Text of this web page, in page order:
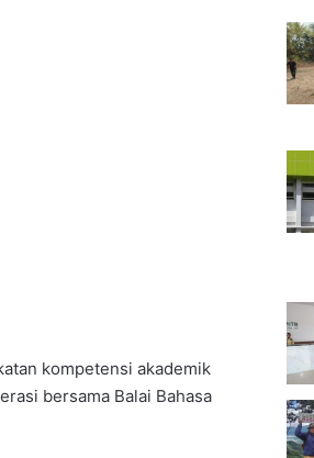
kompetensi akademik
bersama Balai Bahasa